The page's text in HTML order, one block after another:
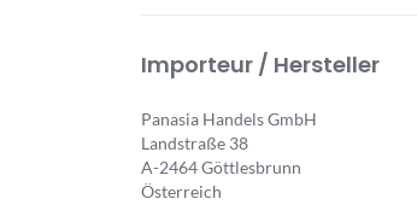
Importeur / Hersteller
Panasia Handels GmbH
Landstraße 38
A-2464 Göttlesbrunn
Österreich